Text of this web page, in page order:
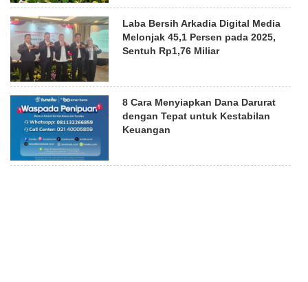
Laba Bersih Arkadia Digital Media
Melonjak 45,1 Persen pada 2025,
Sentuh Rp1,76 Miliar
8 Cara Menyiapkan Dana Darurat
dengan Tepat untuk Kestabilan
Keuangan